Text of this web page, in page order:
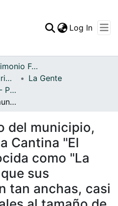
Statistics
Log In
Archivo del Patrimonio Fotográfico y Fílmico del Valle del Cauca
Fondo Archivo del Patrimonio Fotográfico y Fílmico del Valle del Cauca
La Gente
APFFVC - Personajes - Patrimonial
Personaje típico del municipio, que trabaja en la Cantina "El Salón" era conocida como "La pate tarro", por que sus pantorrillas eran tan anchas, casi que proporcionales al tamaño de sus muslos, que en conjunto su pierna parecia un tarro
del municipio,
Cantina "El
como "La
sus
tan anchas, casi